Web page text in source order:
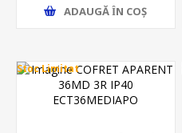
ADAUGĂ ȊN COŞ
Stoc Limitat